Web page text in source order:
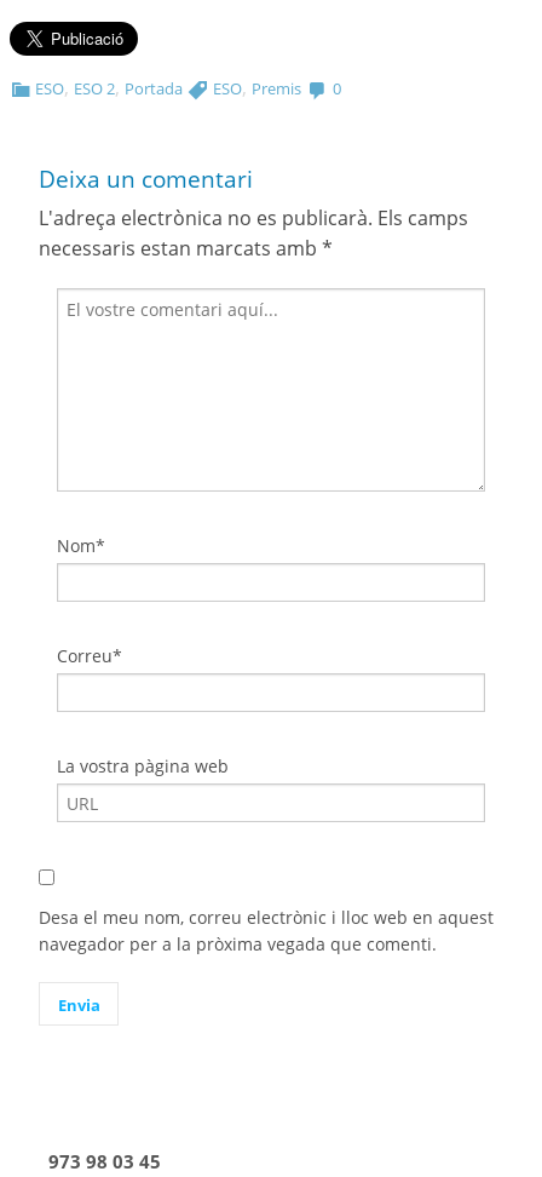
ESO, ESO 2, Portada ESO, Premis 0
Deixa un comentari
L'adreça electrònica no es publicarà. Els camps
necessaris estan marcats amb *
Nom*
Correu*
La vostra pàgina web
Desa el meu nom, correu electrònic i lloc web en aquest
navegador per a la pròxima vegada que comenti.
973 98 03 45